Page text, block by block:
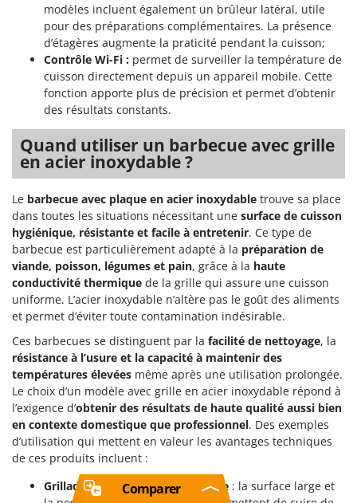
modèles incluent également un brûleur latéral, utile
pour des préparations complémentaires. La présence
d’étagères augmente la praticité pendant la cuisson;
Contrôle Wi-Fi : permet de surveiller la température de
cuisson directement depuis un appareil mobile. Cette
fonction apporte plus de précision et permet d’obtenir
des résultats constants.
Quand utiliser un barbecue avec grille
en acier inoxydable ?
Le barbecue avec plaque en acier inoxydable trouve sa place
dans toutes les situations nécessitant une surface de cuisson
hygiénique, résistante et facile à entretenir. Ce type de
barbecue est particulièrement adapté à la préparation de
viande, poisson, légumes et pain, grâce à la haute
conductivité thermique de la grille qui assure une cuisson
uniforme. L’acier inoxydable n’altère pas le goût des aliments
et permet d’éviter toute contamination indésirable.
Ces barbecues se distinguent par la facilité de nettoyage, la
résistance à l’usure et la capacité à maintenir des
températures élevées même après une utilisation prolongée.
Le choix d’un modèle avec grille en acier inoxydable répond à
l’exigence d’obtenir des résultats de haute qualité aussi bien
en contexte domestique que professionnel. Des exemples
d’utilisation qui mettent en valeur les avantages techniques
de ces produits incluent :
Grillades entre amis ou en famille : la surface large et
Comparer